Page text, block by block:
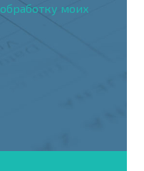
обработку моих